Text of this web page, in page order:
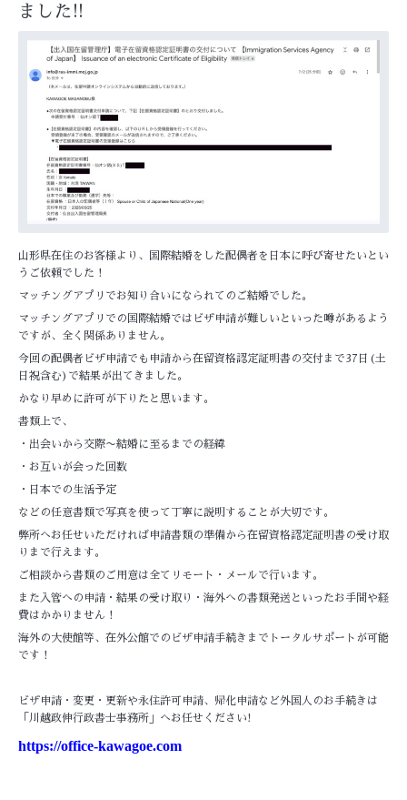
ました!!
山形県在住のお客様より、国際結婚をした配偶者を日本に呼び寄せたいとい
うご依頼でした！
マッチングアプリでお知り合いになられてのご結婚でした。
マッチングアプリでの国際結婚ではビザ申請が難しいといった噂があるよう
ですが、全く関係ありません。
今回の配偶者ビザ申請でも申請から在留資格認定証明書の交付まで37日(土
日祝含む)で結果が出てきました。
かなり早めに許可が下りたと思います。
書類上で、
・出会いから交際〜結婚に至るまでの経緯
・お互いが会った回数
・日本での生活予定
などの任意書類で写真を使って丁寧に説明することが大切です。
弊所へお任せいただければ申請書類の準備から在留資格認定証明書の受け取
りまで行えます。
ご相談から書類のご用意は全てリモート・メールで行います。
また入管への申請・結果の受け取り・海外への書類発送といったお手間や経
費はかかりません！
海外の大使館等、在外公館でのビザ申請手続きまでトータルサポートが可能
です！
ビザ申請・変更・更新や永住許可申請、帰化申請など外国人のお手続きは
「川越政伸行政書士事務所」へお任せください!
https://office-kawagoe.com